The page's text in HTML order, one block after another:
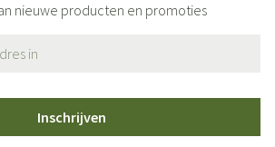
nieuwe producten en promoties
Inschrijven